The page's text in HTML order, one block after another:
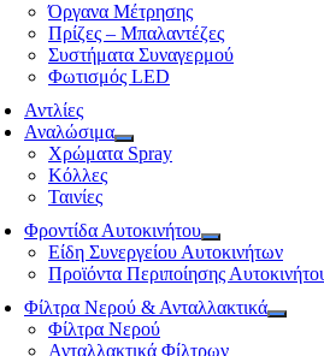
Όργανα Μέτρησης
Πρίζες – Μπαλαντέζες
Συστήματα Συναγερμού
Φωτισμός LED
Αντλίες
Αναλώσιμα
Χρώματα Spray
Κόλλες
Ταινίες
Φροντίδα Αυτοκινήτου
Είδη Συνεργείου Αυτοκινήτων
Προϊόντα Περιποίησης
Φίλτρα Νερού & Ανταλλακτικά
Φίλτρα Νερού
Ανταλλακτικά Φίλτρων